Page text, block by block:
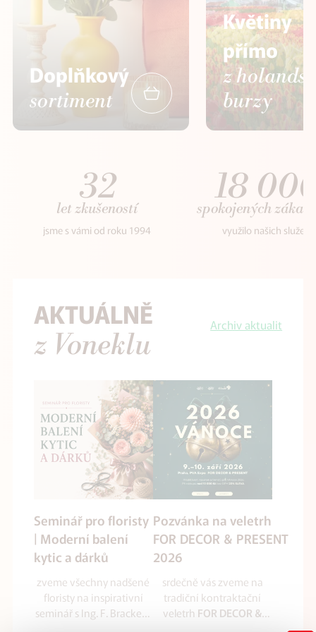
Doplňkový
sortiment
Květiny
přímo
z
burzy
32
let zkušeností
jsme s vámi od roku 1994
18
spokojených
využilo našich služeb
AKTUÁLNĚ
z Voneklu
Archiv aktualit
Seminář pro floristy
| Moderní balení
kytic a dárků
zveme všechny nadšené
floristy na inspirativní
seminář s Ing. F. Brackem
Pozvánka na veletrh
FOR DECOR & PRESENT
2026
srdečně vás zveme na
tradiční kontraktační
veletrh FOR DECOR &